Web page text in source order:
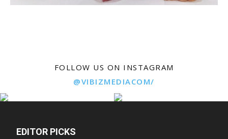
FOLLOW US ON INSTAGRAM
@VIBIZMEDIACOM/
EDITOR PICKS